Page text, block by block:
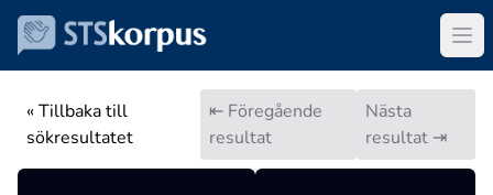
« Tillbaka till
sökresultatet
⇤ Föregående
resultat
Nästa
resultat ⇥